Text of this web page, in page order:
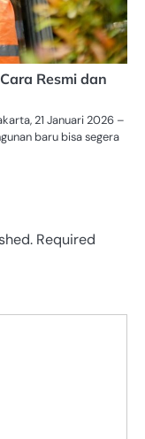
Resmi dan
21 Januari 2026 –
baru bisa segera
Required